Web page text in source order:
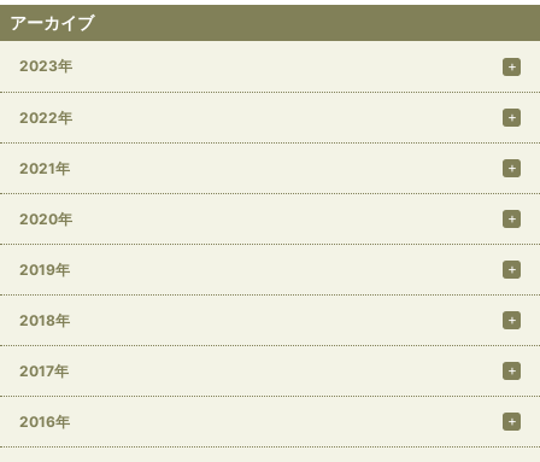
アーカイブ
2023年
2022年
2021年
2020年
2019年
2018年
2017年
2016年